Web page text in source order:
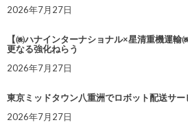
2026年7月27日
【㈱ハナインターナショナル×星清重機運
更なる強化ねらう
2026年7月27日
東京ミッドタウン八重洲でロボット配送サ
2026年7月27日